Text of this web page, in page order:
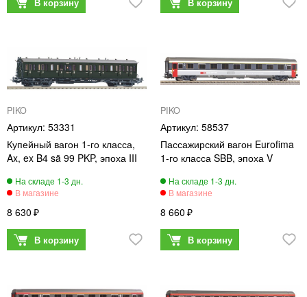
PIKO
53331
Купейный вагон 1-го класса,
Ax, ex B4 sä 99 PKP, эпоха III
8 630
PIKO
58537
Пассажирский вагон Eurofima
1-го класса SBB, эпоха V
8 660